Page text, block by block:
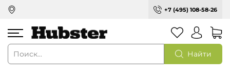
+7 (495) 108-58-26
Найти